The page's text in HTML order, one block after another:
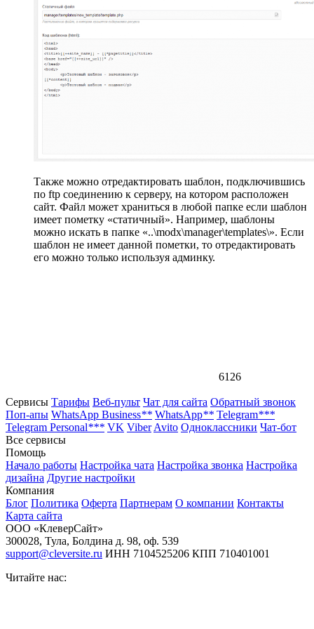
Также можно отредактировать шаблон, подключившись
по ftp соединению к серверу, на котором расположен
сайт. Файл может храниться в любой папке если шаблон
имеет пометку «статичный». Например, шаблоны
можно искать в папке «..\modx\manager\templates\». Если
шаблон не имеет данной пометки, то отредактировать
его можно только используя админку.
6126
Сервисы Тарифы Веб-пульт Чат для сайта Обратный звонок
Поп-апы WhatsApp Business** WhatsApp** Telegram***
Telegram Personal*** VK Viber Avito Одноклассники Чат-бот
Все сервисы
Помощь
Начало работы Настройка чата Настройка звонка Настройка
дизайна Другие настройки
Компания
Блог Политика Оферта Партнерам О компании Контакты
Карта сайта
ООО «КлеверСайт»
300028, Тула, Болдина д. 98, оф. 539
support@cleversite.ru ИНН 7104525206 КПП 710401001
Читайте нас: